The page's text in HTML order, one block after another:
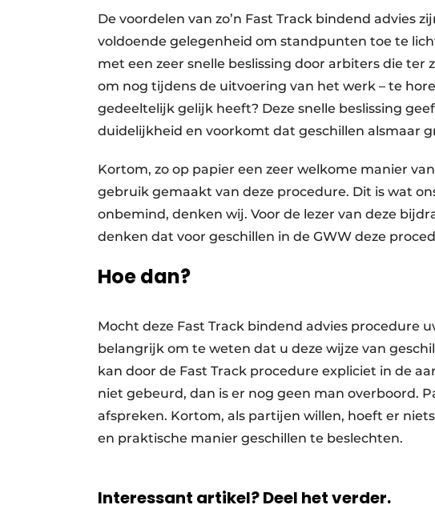
De voordelen van zo’n Fast Track bindend advies
voldoende gelegenheid om standpunten toe te
met een zeer snelle beslissing door arbiters die ter
om nog tijdens de uitvoering van het werk – te
gedeeltelijk gelijk heeft? Deze snelle beslissing
duidelijkheid en voorkomt dat geschillen alsmaar
Kortom, zo op papier een zeer welkome manier
gebruik gemaakt van deze procedure. Dit is wat
onbemind, denken wij. Voor de lezer van deze
denken dat voor geschillen in de GWW deze
Hoe dan?
Mocht deze Fast Track bindend advies procedure
belangrijk om te weten dat u deze wijze van
kan door de Fast Track procedure expliciet in de
niet gebeurd, dan is er nog geen man overboord.
afspreken. Kortom, als partijen willen, hoeft er
en praktische manier geschillen te beslechten.
Interessant artikel? Deel het verder.